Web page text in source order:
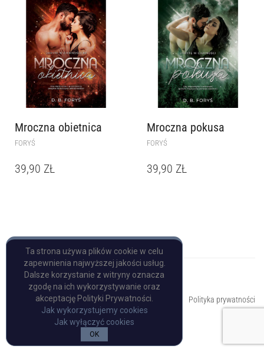
Mroczna obietnica
FORYŚ
39,90 ZŁ
Mroczna pokusa
FORYŚ
39,90 ZŁ
Copyright © Pulp Books
Polityka prywatności
Ta strona używa plików cookie w celu
zapewnienia najwyższej jakości usług.
Dalsze korzystanie z witryny oznacza
zgodę na ich wykorzystywanie oraz
akceptację Polityki Prywatności.
Jak wykorzystujemy cookies
Jak wyłączyć cookies
OK